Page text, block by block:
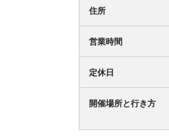
住所
営業時間
定休日
開催場所と行き方